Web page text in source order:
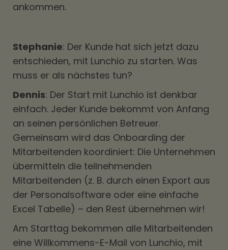
ankommen.
Stephanie: Der Kunde hat sich jetzt dazu
entschieden, mit Lunchio zu starten. Was
muss er als nächstes tun?
Dennis: Der Start mit Lunchio ist denkbar
einfach. Jeder Kunde bekommt von Anfang
an seinen persönlichen Betreuer.
Gemeinsam wird das Onboarding der
Mitarbeitenden koordiniert: Die Unternehmen
übermitteln die teilnehmenden
Mitarbeitenden (z. B. durch einen Export aus
der Personalsoftware oder eine einfache
Excel Tabelle) – den Rest übernehmen wir!
Am Starttag bekommen alle Mitarbeitenden
eine Willkommens-E-Mail von Lunchio, mit